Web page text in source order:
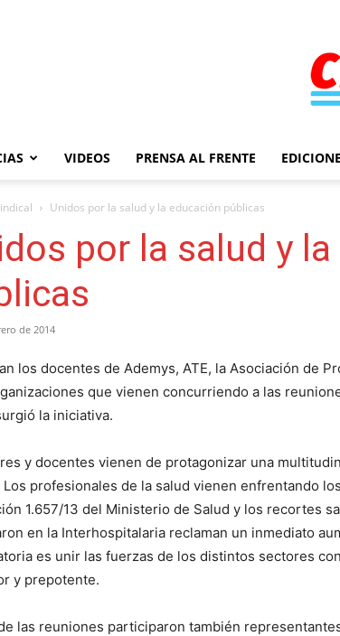
VIDEOS PRENSA AL FRENTE
Unidos por la salud y la educación públicas
por la salud y
de 2014
los docentes de Ademys, ATE, la Asociación de
que vienen concurriendo a las
la iniciativa.
y docentes vienen de protagonizar una
Los profesionales de la salud vienen enfrentando
1.657/13 del Ministerio de Salud y los recortes
en la Interhospitalaria reclaman un inmediato
es unir las fuerzas de los distintos sectores
y prepotente.
las reuniones participaron también